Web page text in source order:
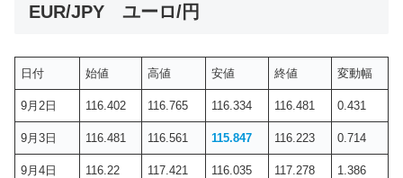
EUR/JPY ユーロ/円
日付 始値 高値 安値 終値 変動幅
9月2日 116.402 116.765 116.334 116.481 0.431
9月3日 116.481 116.561 115.847 116.223 0.714
9月4日 116.22 117.421 116.035 117.278 1.386